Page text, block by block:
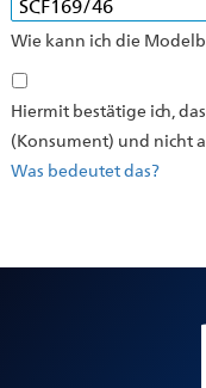
Wie kann ich die
Hiermit bestätige ich,
(Konsument) und nicht
Was bedeutet das?